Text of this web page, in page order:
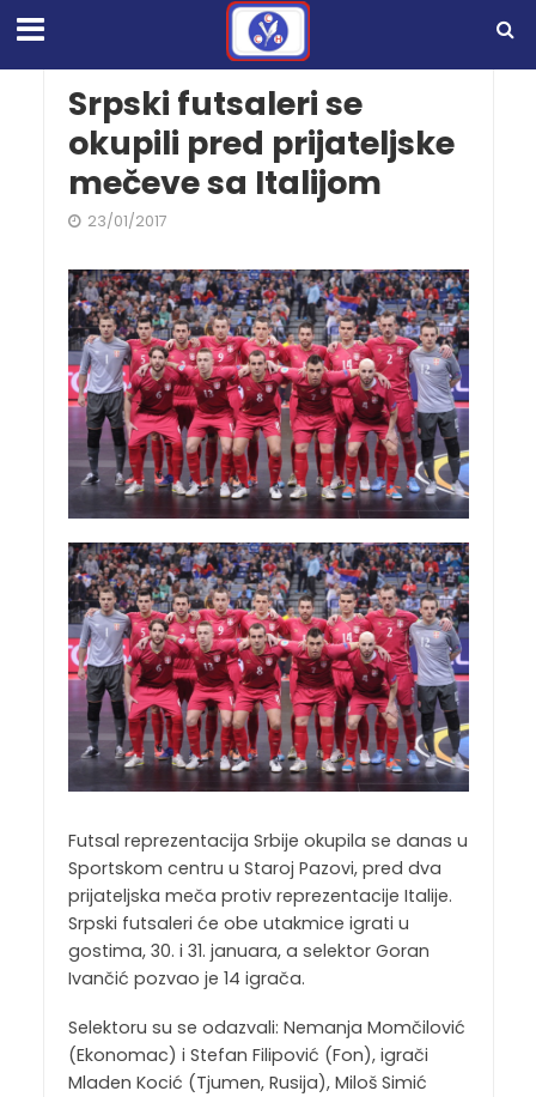
Srpski futsaleri se
okupili pred prijateljske
mečeve sa Italijom
23/01/2017
Futsal reprezentacija Srbije okupila se danas u
Sportskom centru u Staroj Pazovi, pred dva
prijateljska meča protiv reprezentacije Italije.
Srpski futsaleri će obe utakmice igrati u
gostima, 30. i 31. januara, a selektor Goran
Ivančić pozvao je 14 igrača.
Selektoru su se odazvali: Nemanja Momčilović
(Ekonomac) i Stefan Filipović (Fon), igrači
Mladen Kocić (Tjumen, Rusija), Miloš Simić